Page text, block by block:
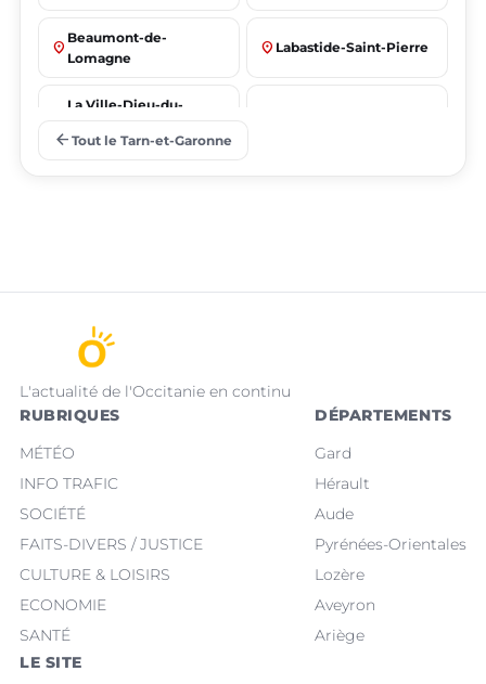
place
Beaumont-de-
Lomagne
place Labastide-Saint-Pierre
La Ville-Dieu-du-
arrow_back Tout le Tarn-et-Garonne
L'actualité de l'Occitanie en continu
RUBRIQUES
MÉTÉO
INFO TRAFIC
SOCIÉTÉ
FAITS-DIVERS / JUSTICE
CULTURE & LOISIRS
ECONOMIE
SANTÉ
DÉPARTEMENTS
Gard
Hérault
Aude
Pyrénées-Orientales
Lozère
Aveyron
Ariège
LE SITE